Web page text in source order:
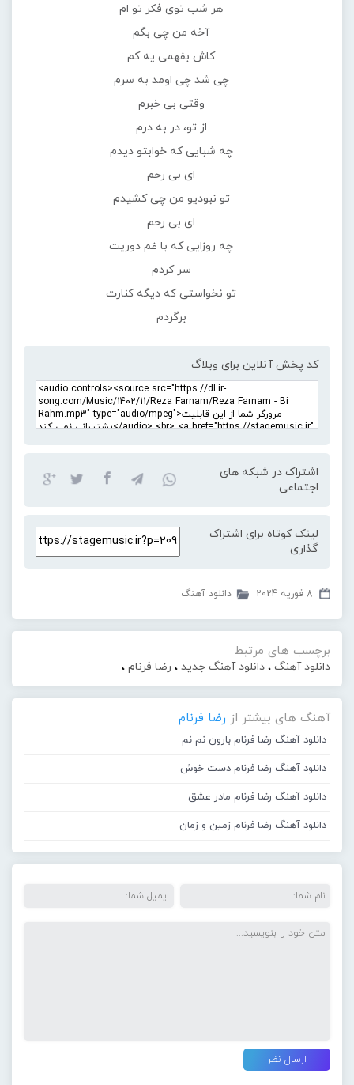
هر شب توی فکر تو ام
آخه من چی بگم
کاش بفهمی یه کم
چی شد چی اومد به سرم
وقتی بی خبرم
از تو، در به درم
چه شبایی که خوابتو دیدم
ای بی رحم
تو نبودیو من چی کشیدم
ای بی رحم
چه روزایی که با غم دوریت
سر کردم
تو نخواستی که دیگه کنارت
برگردم
کد پخش آنلاین برای وبلاگ
اشتراک در شبکه های
اجتماعی
لینک کوتاه برای اشتراک
گذاری
8 فوریه 2024 دانلود آهنگ
برچسب های مرتبط
دانلود آهنگ ، دانلود آهنگ جدید ، رضا فرنام ،
آهنگ های بیشتر از رضا فرنام
دانلود آهنگ رضا فرنام بارون نم نم
دانلود آهنگ رضا فرنام دست خوش
دانلود آهنگ رضا فرنام مادر عشق
دانلود آهنگ رضا فرنام زمین و زمان